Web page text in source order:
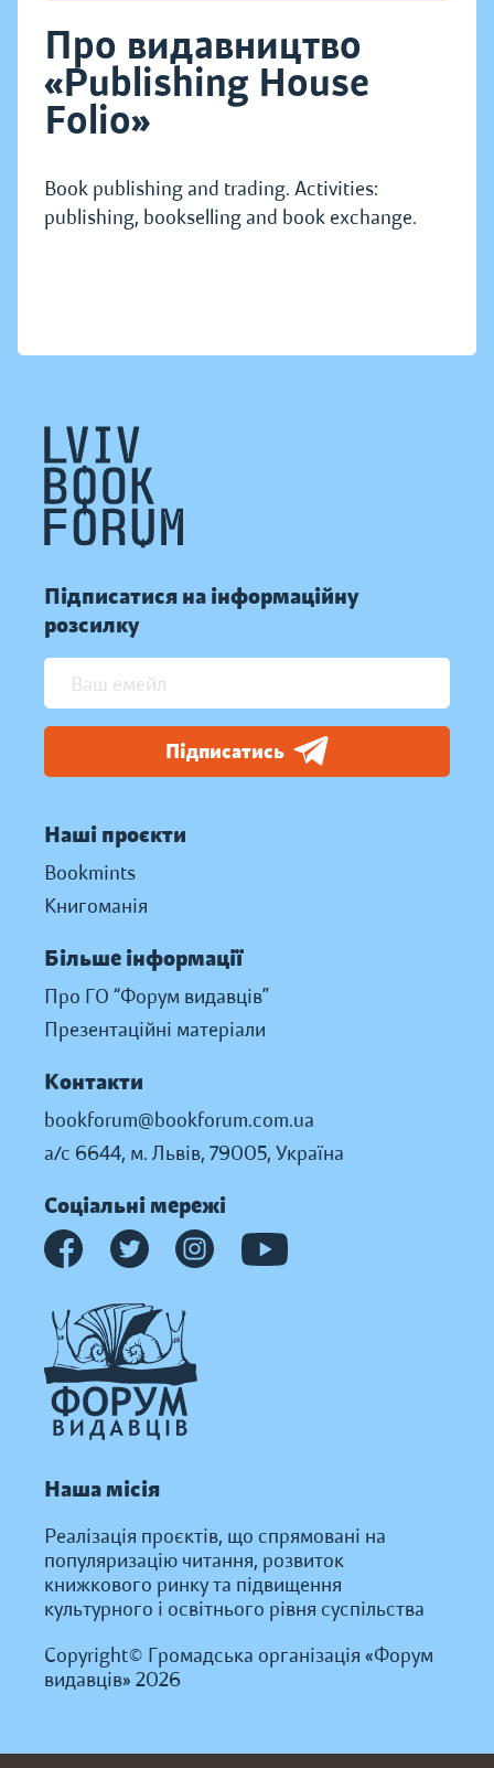
Про видавництво
«Publishing House
Folio»
Book publishing and trading. Activities:
publishing, bookselling and book exchange.
Підписатися на інформаційну
розсилку
Підписатись
Наші проєкти
Bookmints
Книгоманія
Більше інформації
Про ГО “Форум видавців”
Презентаційні матеріали
Контакти
bookforum@bookforum.com.ua
а/с 6644, м. Львів, 79005, Україна
Соціальні мережі
Наша місія
Реалізація проєктів, що спрямовані на
популяризацію читання, розвиток
книжкового ринку та підвищення
культурного і освітнього рівня суспільства
Copyright© Громадська організація «Форум
видавців» 2026